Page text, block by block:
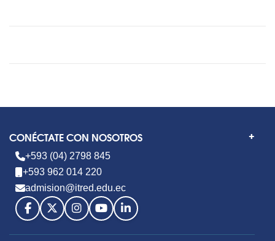
CONÉCTATE CON NOSOTROS
+593 (04) 2798 845
+593 962 014 220
admision@itred.edu.ec